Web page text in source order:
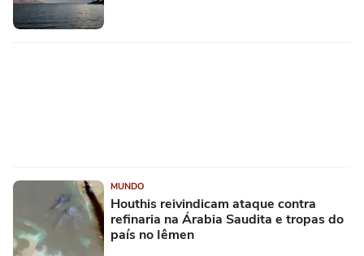
MUNDO
Houthis reivindicam ataque contra
refinaria na Árabia Saudita e tropas do
país no Iêmen